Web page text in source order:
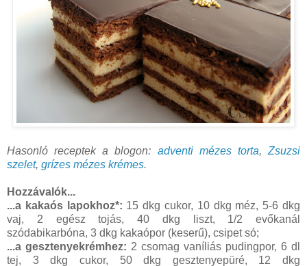
Hasonló receptek a blogon: adventi mézes torta,Zsuzsi
szelet, grízes mézes krémes.
Hozzávalók...
...a kakaós lapokhoz*: 15 dkg cukor, 10 dkg méz, 5-6 dkg
vaj, 2 egész tojás, 40 dkg liszt, 1/2 evőkanál
szódabikarbóna, 3 dkg kakaópor (keserű), csipet só;
...a gesztenyekrémhez: 2 csomag vaníliás pudingpor, 6 dl
tej, 3 dkg cukor, 50 dkg gesztenyepüré, 12 dkg